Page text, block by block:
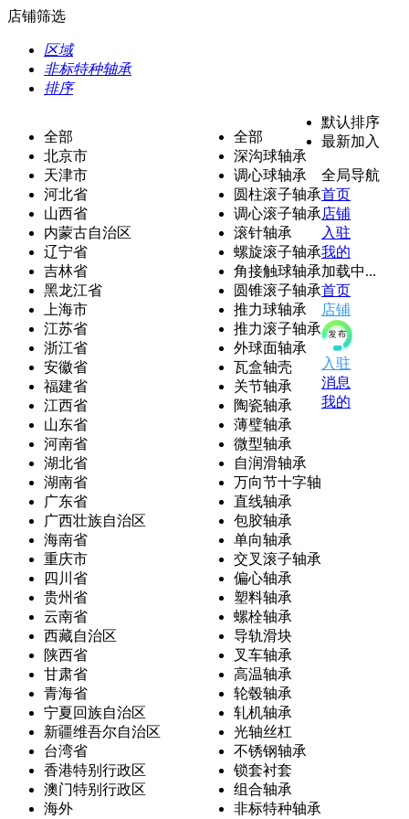
店铺筛选
区域
非标特种轴承
排序
全部
北京市
天津市
河北省
山西省
内蒙古自治区
辽宁省
吉林省
黑龙江省
上海市
江苏省
浙江省
安徽省
福建省
江西省
山东省
河南省
湖北省
湖南省
广东省
广西壮族自治区
海南省
重庆市
四川省
贵州省
云南省
西藏自治区
陕西省
甘肃省
青海省
宁夏回族自治区
新疆维吾尔自治区
台湾省
香港特别行政区
澳门特别行政区
海外
全部
深沟球轴承
调心球轴承
圆柱滚子轴承
调心滚子轴承
滚针轴承
螺旋滚子轴承
角接触球轴承
圆锥滚子轴承
推力球轴承
推力滚子轴承
外球面轴承
瓦盒轴壳
关节轴承
陶瓷轴承
薄璧轴承
微型轴承
自润滑轴承
万向节十字轴
直线轴承
包胶轴承
单向轴承
交叉滚子轴承
偏心轴承
塑料轴承
螺栓轴承
导轨滑块
叉车轴承
高温轴承
轮毂轴承
轧机轴承
光轴丝杠
不锈钢轴承
锁套衬套
组合轴承
非标特种轴承
默认排序
最新加入
全局导航
首页
店铺
入驻
我的
加载中...
首页
店铺
入驻
消息
我的